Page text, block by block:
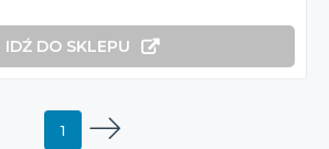
IDŹ DO SKLEPU
1